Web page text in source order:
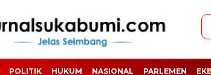
POLITIK HUKUM NASIONAL PARLEMEN